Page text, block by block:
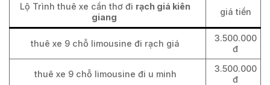
Lộ Trình thuê xe cần thơ đi rạch giá kiên
giang
giá tiền
thuê xe 9 chỗ limousine đi rạch giá
3.500.000
đ
thuê xe 9 chỗ limousine đi u minh
3.500.000
đ